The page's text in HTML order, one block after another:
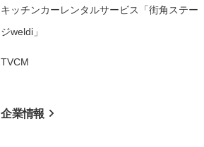
キッチンカーレンタルサービス「街角ステー
ジweldi」
TVCM
企業情報